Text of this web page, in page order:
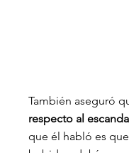
También aseguró
respecto al
que él habló es